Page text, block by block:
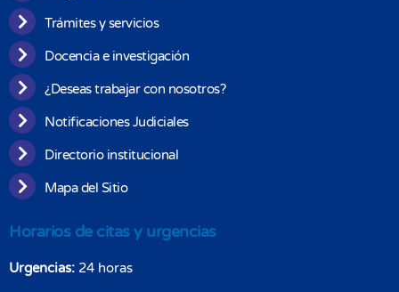
Trámites y servicios
Docencia e investigación
¿Deseas trabajar con nosotros?
Notificaciones Judiciales
Directorio institucional
Mapa del Sitio
Horarios de citas y urgencias
Urgencias: 24 horas